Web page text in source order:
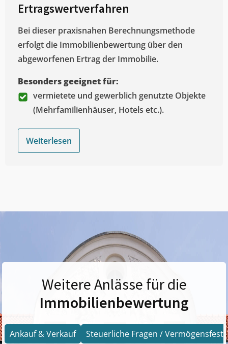
Ertragswertverfahren
Bei dieser praxisnahen Berechnungsmethode
erfolgt die Immobilienbewertung über den
abgeworfenen Ertrag der Immobilie.
Besonders geeignet für:
vermietete und gewerblich genutzte Objekte
(Mehrfamilienhäuser, Hotels etc.).
Weiterlesen
Weitere Anlässe für die
Immobilienbewertung
Ankauf & Verkauf Steuerliche Fragen /